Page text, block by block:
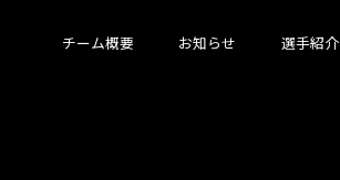
チーム概要 お知らせ 選手紹介